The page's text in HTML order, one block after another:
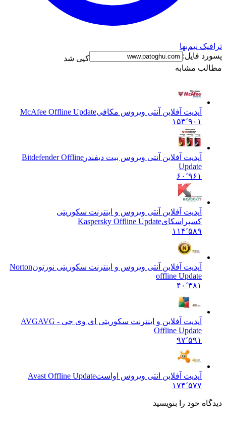
نیم‌بها
فایل:
کپی شد
مشابه
آپدیت آفلاین آنتی ویروس مکافیMcAfee Offline Update
۱۵۳٬۹۰۱
آپدیت آفلاین آنتی ویروس بیت دیفندرBitdefender Offline
Update
۶۰٬۹۶۱
آپدیت آفلاین آنتی ویروس و اینترنت سکوریتی
کسپراسکایKaspersky Offline Update
۱۱۴٬۵۸۹
آپدیت آفلاین آنتی ویروس و اینترنت سکوریتی نورتونNorton
offline Update
۴۰٬۳۸۱
آپدیت آفلاین و اینترنت سکوریتی ای وی جی - AVG AVG
Offline Update
۹۷٬۵۹۱
آپدیت آفلاین انتی ویروس اواستAvast Offline Update
۱۷۴٬۵۷۷
خود را بنویسید